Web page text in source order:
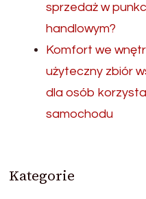
sprzedaż w
handlowym?
Komfort we
użyteczny zbiór
dla osób
samochodu
Kategorie